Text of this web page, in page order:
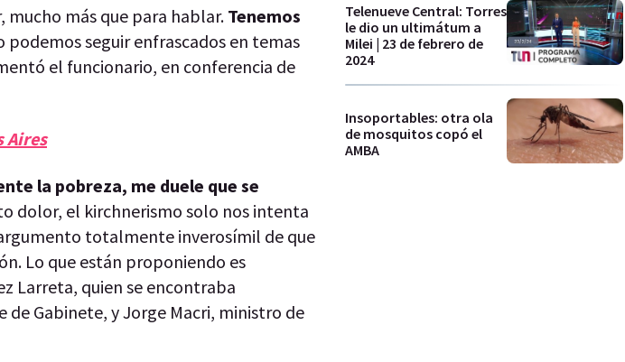
mucho más que para hablar. Tenemos
podemos seguir enfrascados en temas
el funcionario, en conferencia de
Aires
la pobreza, me duele que se
dolor, el kirchnerismo solo nos intenta
totalmente inverosímil de que
Lo que están proponiendo es
Larreta, quien se encontraba
de Gabinete, y Jorge Macri, ministro de
Telenueve Central: Torres
le dio un ultimátum a
Milei | 23 de febrero de
2024
Insoportables: otra ola
de mosquitos copó el
AMBA